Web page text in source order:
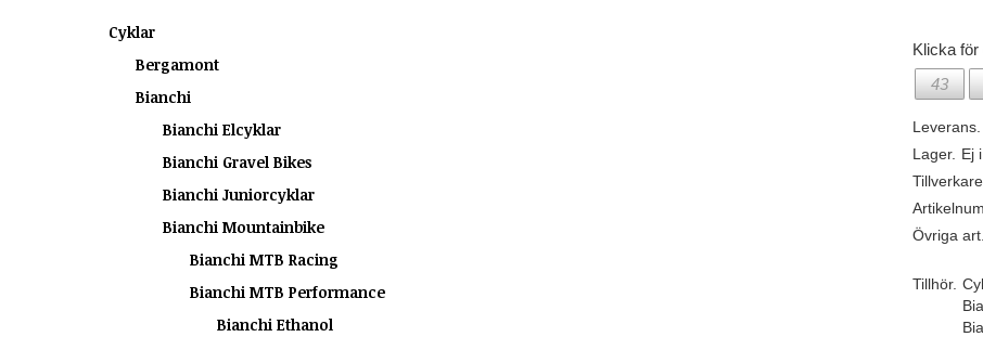
Cyklar
Bergamont
Bianchi
Bianchi Elcyklar
Bianchi Gravel Bikes
Bianchi Juniorcyklar
Bianchi Mountainbike
Bianchi MTB Racing
Bianchi MTB Performance
Bianchi Ethanol
Klicka för
43
Leverans.
Lager. Ej
Tillverkare.
Övriga
Tillhör.